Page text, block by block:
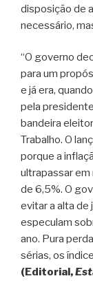
disposição de
necessário,
“O governo
para um
e já era,
pela
bandeira
Trabalho. O
porque a
ultrapassar em
de 6,5%. O
evitar a alta de
especulam
ano. Pura
sérias, os
(Editorial,